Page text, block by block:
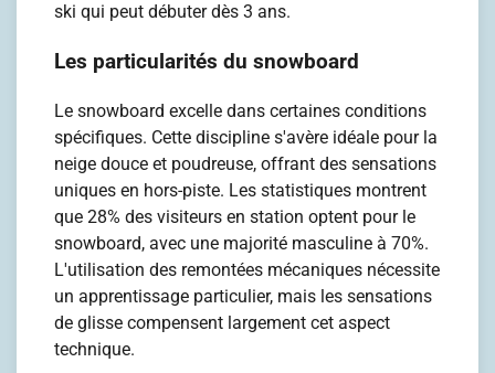
ski qui peut débuter dès 3 ans.
Les particularités du snowboard
Le snowboard excelle dans certaines conditions
spécifiques. Cette discipline s'avère idéale pour la
neige douce et poudreuse, offrant des sensations
uniques en hors-piste. Les statistiques montrent
que 28% des visiteurs en station optent pour le
snowboard, avec une majorité masculine à 70%.
L'utilisation des remontées mécaniques nécessite
un apprentissage particulier, mais les sensations
de glisse compensent largement cet aspect
technique.